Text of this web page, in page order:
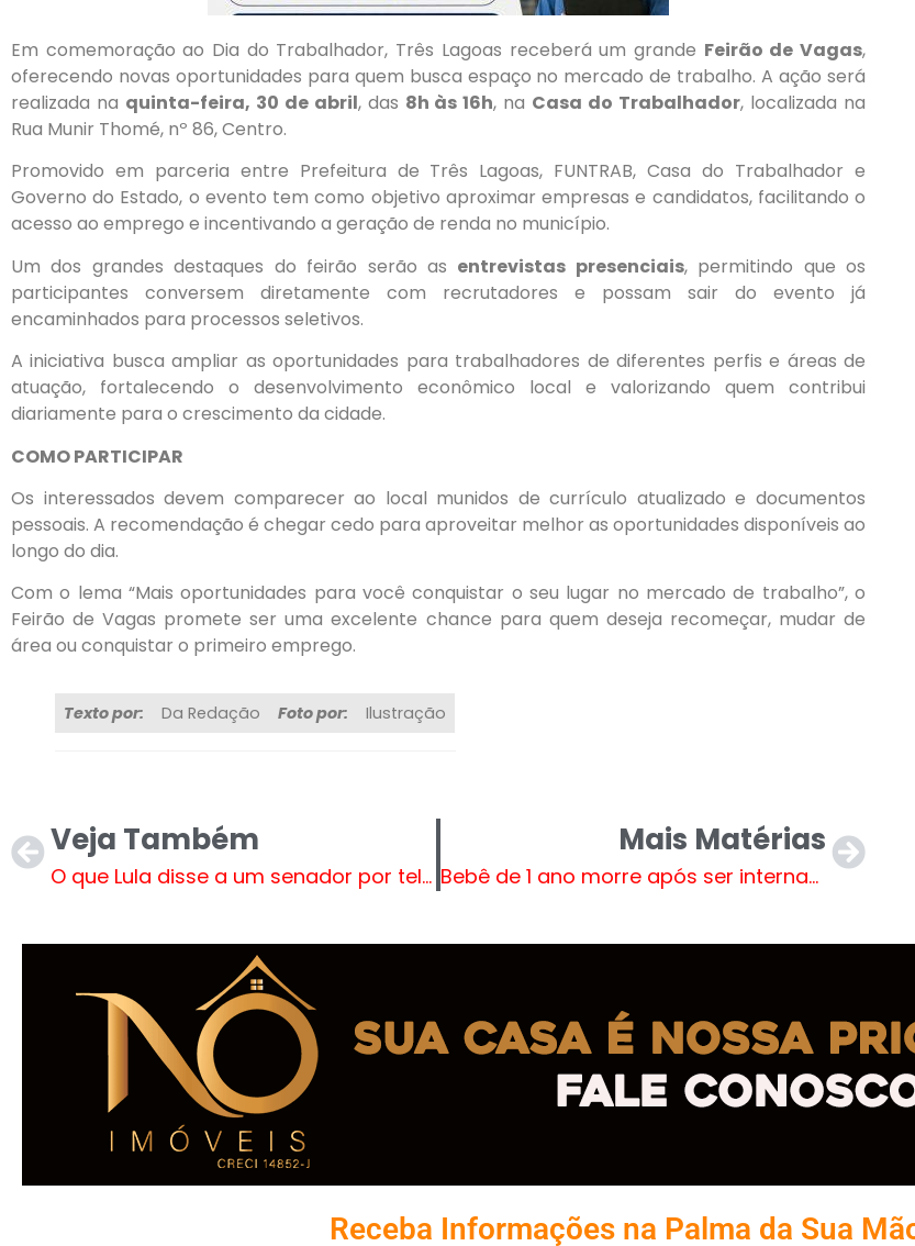
Em comemoração ao Dia do Trabalhador, Três Lagoas receberá um grande Feirão de Vagas,
oferecendo novas oportunidades para quem busca espaço no mercado de trabalho. A ação será
realizada na quinta-feira, 30 de abril, das 8h às 16h, na Casa do Trabalhador, localizada na
Rua Munir Thomé, nº 86, Centro.
Promovido em parceria entre Prefeitura de Três Lagoas, FUNTRAB, Casa do Trabalhador e
Governo do Estado, o evento tem como objetivo aproximar empresas e candidatos, facilitando o
acesso ao emprego e incentivando a geração de renda no município.
Um dos grandes destaques do feirão serão as entrevistas presenciais, permitindo que os
participantes conversem diretamente com recrutadores e possam sair do evento já
encaminhados para processos seletivos.
A iniciativa busca ampliar as oportunidades para trabalhadores de diferentes perfis e áreas de
atuação, fortalecendo o desenvolvimento econômico local e valorizando quem contribui
diariamente para o crescimento da cidade.
COMO PARTICIPAR
Os interessados devem comparecer ao local munidos de currículo atualizado e documentos
pessoais. A recomendação é chegar cedo para aproveitar melhor as oportunidades disponíveis ao
longo do dia.
Com o lema “Mais oportunidades para você conquistar o seu lugar no mercado de trabalho”, o
Feirão de Vagas promete ser uma excelente chance para quem deseja recomeçar, mudar de
área ou conquistar o primeiro emprego.
Texto por: Da Redação Foto por: Ilustração
Veja Também
O que Lula disse a um senador por telefone após a derrota de Messias
Mais Matérias
Bebê de 1 ano morre após ser internado com suspeita de estupro em Campo Grande
Receba Informações na Palma da Sua